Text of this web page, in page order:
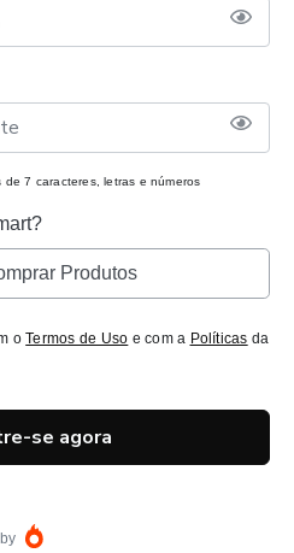
de 7 caracteres, letras e números
Produtos
oTermos de Uso e com a Políticas da
se agora